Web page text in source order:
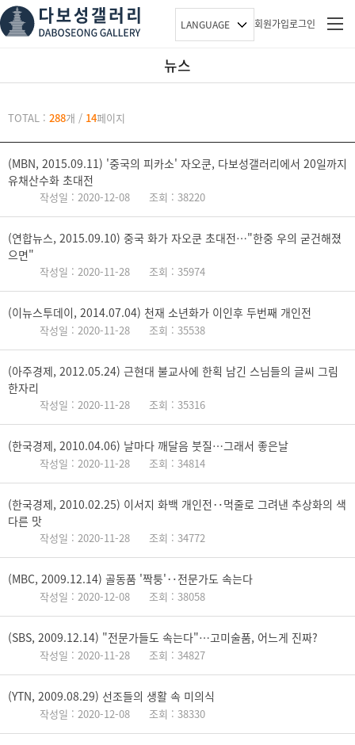
LANGUAGE 회원가입로그인
뉴스
TOTAL : 288개 / 14페이지
(MBN, 2015.09.11) '중국의 피카소' 자오쿤, 다보성갤러리에서 20일까지
유채산수화 초대전
작성일 : 2020-12-08 조회 : 38220
(연합뉴스, 2015.09.10) 중국 화가 자오쿤 초대전…"한중 우의 굳건해졌
으면"
작성일 : 2020-11-28 조회 : 35974
(이뉴스투데이, 2014.07.04) 천재 소년화가 이인후 두번째 개인전
작성일 : 2020-11-28 조회 : 35538
(아주경제, 2012.05.24) 근현대 불교사에 한획 남긴 스님들의 글씨 그림
한자리
작성일 : 2020-11-28 조회 : 35316
(한국경제, 2010.04.06) 날마다 깨달음 붓질…그래서 좋은날
작성일 : 2020-11-28 조회 : 34814
(한국경제, 2010.02.25) 이서지 화백 개인전‥먹줄로 그려낸 추상화의 색
다른 맛
작성일 : 2020-11-28 조회 : 34772
(MBC, 2009.12.14) 골동품 '짝퉁'‥전문가도 속는다
작성일 : 2020-12-08 조회 : 38058
(SBS, 2009.12.14) "전문가들도 속는다"…고미술품, 어느게 진짜?
작성일 : 2020-11-28 조회 : 34827
(YTN, 2009.08.29) 선조들의 생활 속 미의식
작성일 : 2020-12-08 조회 : 38330